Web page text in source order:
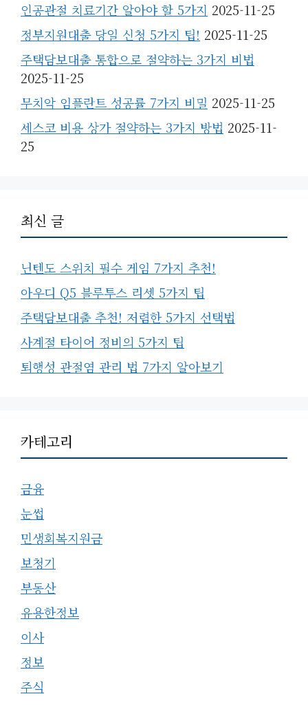
인공관절 치료기간 알아야 할 5가지 2025-11-25
정부지원대출 당일 신청 5가지 팁! 2025-11-25
주택담보대출 통합으로 절약하는 3가지 비법
2025-11-25
무치악 임플란트 성공률 7가지 비밀 2025-11-25
세스코 비용 상가 절약하는 3가지 방법 2025-11-
25
최신 글
닌텐도 스위치 필수 게임 7가지 추천!
아우디 Q5 블루투스 리셋 5가지 팁
주택담보대출 추천! 저렴한 5가지 선택법
사계절 타이어 정비의 5가지 팁
퇴행성 관절염 관리 법 7가지 알아보기
카테고리
금융
눈썹
민생회복지원금
보청기
부동산
유용한정보
이사
정보
주식